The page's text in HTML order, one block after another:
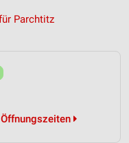
Parchtitz